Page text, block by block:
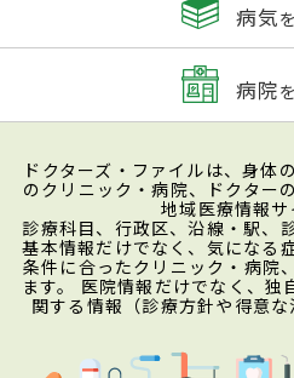
病気
病院
ドクターズ・ファイルは、身体
のクリニック・病院、ドクター
地域医療情報サ
診療科目、行政区、沿線・駅、
基本情報だけでなく、気になる
条件に合ったクリニック・病院
ます。 医院情報だけでなく、独
関する情報（診療方針や得意な